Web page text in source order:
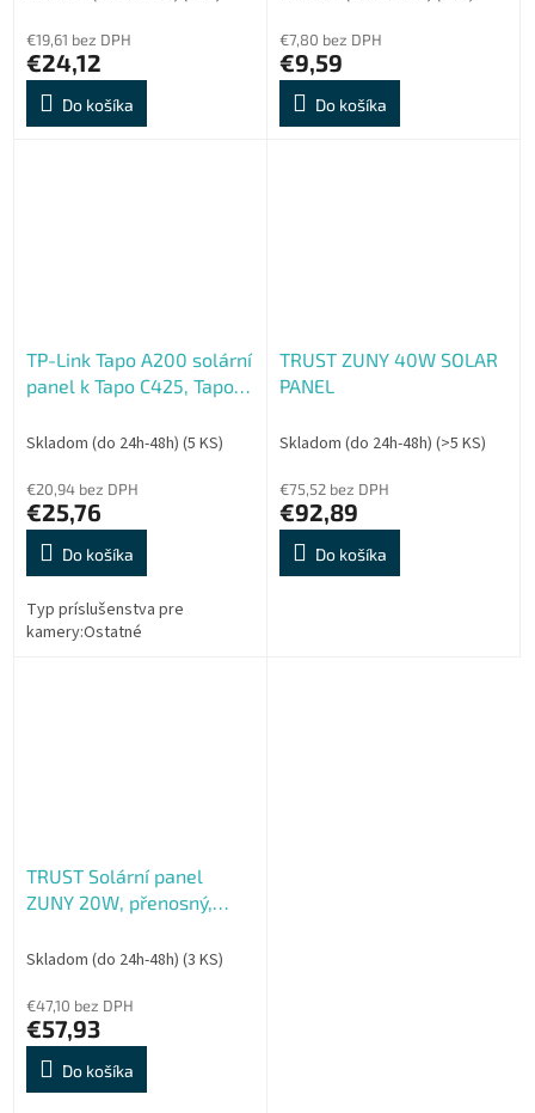
€19,61 bez DPH
€24,12
Do košíka
€7,80 bez DPH
€9,59
Do košíka
TP-Link Tapo A200 solární
panel k Tapo C425, Tapo
Skladom (do 24h-48h) (5 KS)
€20,94 bez DPH
€25,76
Do košíka
Typ príslušenstva pre
kamery:Ostatné
TRUST ZUNY 40W SOLAR
PANEL
Skladom (do 24h-48h) (>5 KS)
€75,52 bez DPH
€92,89
Do košíka
TRUST Solární panel
ZUNY 20W, přenosný,
Skladom (do 24h-48h) (3 KS)
€47,10 bez DPH
€57,93
Do košíka